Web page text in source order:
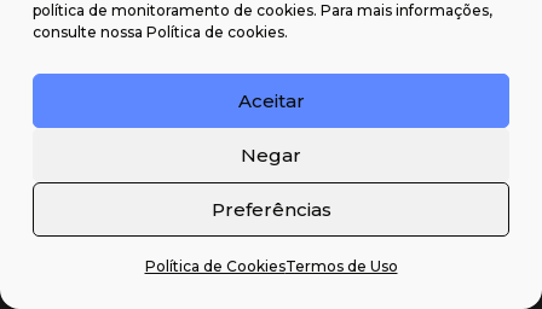
política de monitoramento de cookies. Para mais informações,
consulte nossa Política de cookies.
Aceitar
Negar
Preferências
Política de CookiesTermos de Uso
Suporte
Email: contato@citypic.com.br